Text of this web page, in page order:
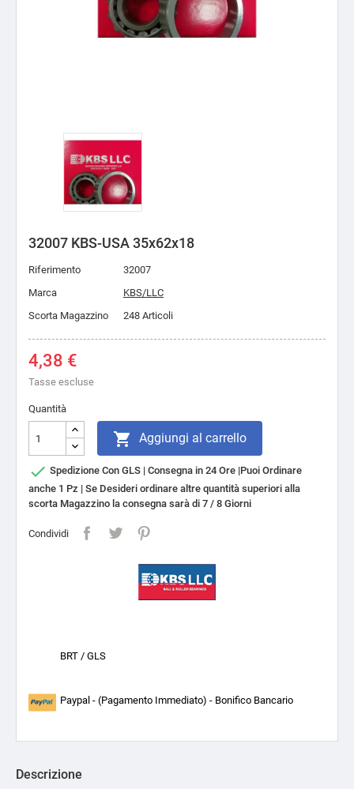
32007 KBS-USA 35x62x18
Riferimento
32007
Marca
KBS/LLC
Scorta Magazzino
248 Articoli
4,38 €
Tasse escluse
Quantità
 Aggiungi al carrello
 Spedizione Con GLS | Consegna in 24 Ore |Puoi Ordinare
anche 1 Pz | Se Desideri ordinare altre quantità superiori alla
scorta Magazzino la consegna sarà di 7 / 8 Giorni
Condividi
BRT / GLS
Paypal - (Pagamento Immediato) - Bonifico Bancario
Descrizione